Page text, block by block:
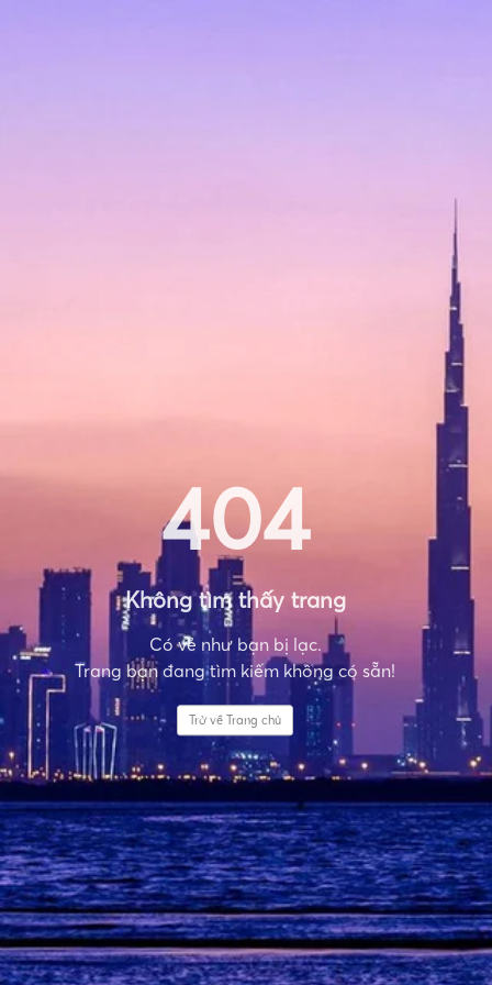
404
Không tìm thấy trang
Có vẻ như bạn bị lạc.
Trang bạn đang tìm kiếm không có sẵn!
Trở về Trang chủ